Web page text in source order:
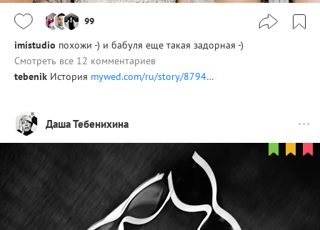
99
imistudio похожи -) и бабуля еще такая задорная -)
Смотреть все 12 комментариев
tebenik История mywed.com/ru/story/8794…
Даша Тебенихина